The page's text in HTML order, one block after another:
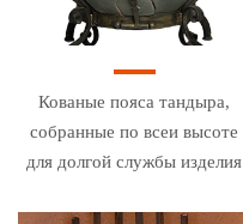
Кованые пояса тандыра,
собранные по всеи высоте
для долгой службы изделия